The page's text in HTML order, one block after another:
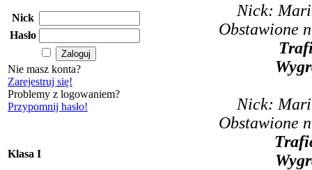
Nick
Hasło
Nie masz konta?
Zarejestruj się!
Problemy z logowaniem?
Przypomnij hasło!
Klasa I
Nick:
Obstawione
Nick:
Obstawione